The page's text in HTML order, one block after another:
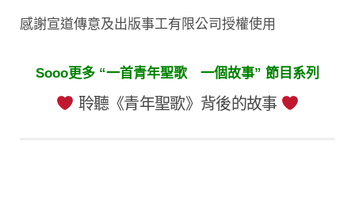
感謝宣道傳意及出版事工有限公司授權使用
Sooo更多 “一首青年聖歌 一個故事” 節目系列
聆聽《青年聖歌》背後的故事